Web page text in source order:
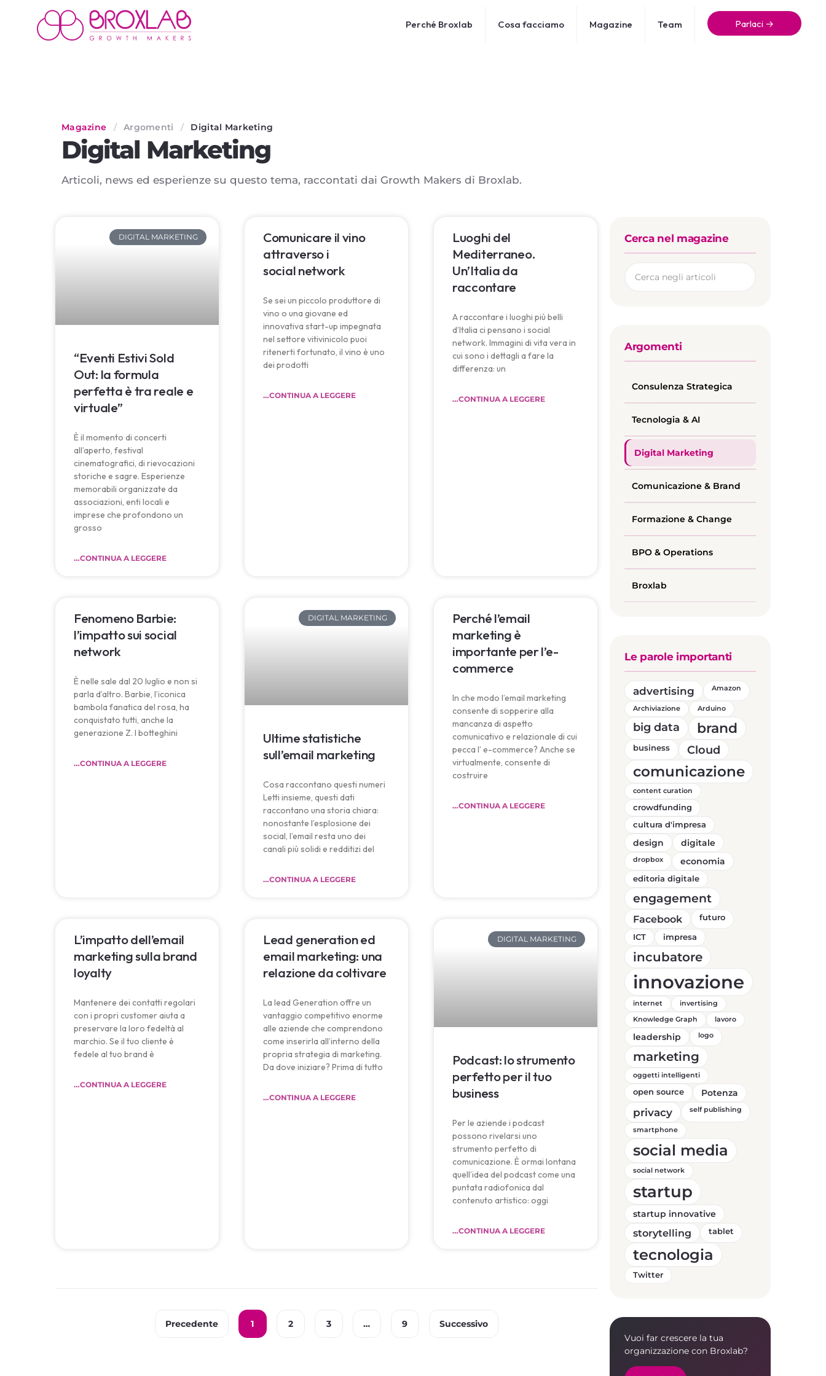
Perché Broxlab Cosa facciamo Magazine Team Parlaci →
Magazine / Argomenti / Digital Marketing
Digital Marketing
Articoli, news ed esperienze su questo tema, raccontati dai Growth Makers di Broxlab.
DIGITAL MARKETING
“Eventi Estivi Sold
Out: la formula
perfetta è tra reale e
virtuale”
È il momento di concerti
all’aperto, festival
cinematografici, di rievocazioni
storiche e sagre. Esperienze
memorabili organizzate da
associazioni, enti locali e
imprese che profondono un
grosso
…CONTINUA A LEGGERE
Comunicare il vino
attraverso i
social network
Se sei un piccolo produttore di
vino o una giovane ed
innovativa start-up impegnata
nel settore vitivinicolo puoi
ritenerti fortunato, il vino è uno
dei prodotti
…CONTINUA A LEGGERE
Luoghi del
Mediterraneo.
Un’Italia da
raccontare
A raccontare i luoghi più belli
d’Italia ci pensano i social
network. Immagini di vita vera in
cui sono i dettagli a fare la
differenza: un
…CONTINUA A LEGGERE
Fenomeno Barbie:
l’impatto sui social
network
È nelle sale dal 20 luglio e non si
parla d’altro. Barbie, l’iconica
bambola fanatica del rosa, ha
conquistato tutti, anche la
generazione Z. I botteghini
…CONTINUA A LEGGERE
DIGITAL MARKETING
Ultime statistiche
sull’email marketing
Cosa raccontano questi numeri
Letti insieme, questi dati
raccontano una storia chiara:
nonostante l’esplosione dei
social, l’email resta uno dei
canali più solidi e redditizi del
…CONTINUA A LEGGERE
Perché l’email
marketing è
importante per l’e-
commerce
In che modo l’email marketing
consente di sopperire alla
mancanza di aspetto
comunicativo e relazionale di cui
pecca l’ e-commerce? Anche se
virtualmente, consente di
costruire
…CONTINUA A LEGGERE
L’impatto dell’email
marketing sulla brand
loyalty
Mantenere dei contatti regolari
con i propri customer aiuta a
preservare la loro fedeltà al
marchio. Se il tuo cliente è
fedele al tuo brand è
…CONTINUA A LEGGERE
Lead generation ed
email marketing: una
relazione da coltivare
La lead Generation offre un
vantaggio competitivo enorme
alle aziende che comprendono
come inserirla all’interno della
propria strategia di marketing.
Da dove iniziare? Prima di tutto
…CONTINUA A LEGGERE
DIGITAL MARKETING
Podcast: lo strumento
perfetto per il tuo
business
Per le aziende i podcast
possono rivelarsi uno
strumento perfetto di
comunicazione. È ormai lontana
quell’idea del podcast come una
puntata radiofonica dal
contenuto artistico: oggi
…CONTINUA A LEGGERE
Precedente 1 2 3 … 9 Successivo
Cerca nel magazine
Argomenti
Consulenza Strategica
Tecnologia & AI
Digital Marketing
Comunicazione & Brand
Formazione & Change
BPO & Operations
Broxlab
Le parole importanti
advertising Amazon
Archiviazione Arduino
big data brand
business Cloud
comunicazione
content curation
crowdfunding
cultura d'impresa
design digitale
dropbox economia
editoria digitale
engagement
Facebook futuro
ICT impresa
incubatore
innovazione
internet
invertising
Knowledge Graph
lavoro
leadership logo
marketing
oggetti intelligenti
open source Potenza
privacy self publishing
smartphone
social media
social network
startup
startup innovative
storytelling tablet
tecnologia
Twitter
Vuoi far crescere la tua
organizzazione con Broxlab?